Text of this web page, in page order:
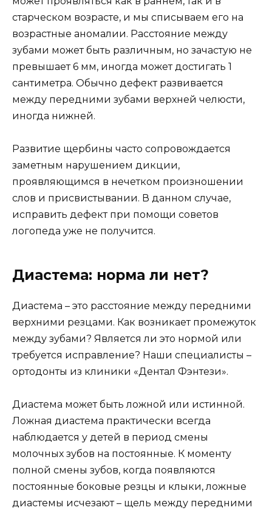
старческом возрасте, и мы списываем его на
возрастные аномалии. Расстояние между
зубами может быть различным, но зачастую не
превышает 6 мм, иногда может достигать 1
сантиметра. Обычно дефект развивается
между передними зубами верхней челюсти,
иногда нижней.
Развитие щербины часто сопровождается
заметным нарушением дикции,
проявляющимся в нечетком произношении
слов и присвистывании. В данном случае,
исправить дефект при помощи советов
логопеда уже не получится.
Диастема: норма ли нет?
Диастема – это расстояние между передними
верхними резцами. Как возникает промежуток
между зубами? Является ли это нормой или
требуется исправление? Наши специалисты –
ортодонты из клиники «Дентал Фэнтези».
Диастема может быть ложной или истинной.
Ложная диастема практически всегда
наблюдается у детей в период смены
молочных зубов на постоянные. К моменту
полной смены зубов, когда появляются
постоянные боковые резцы и клыки, ложные
диастемы исчезают – щель между передними